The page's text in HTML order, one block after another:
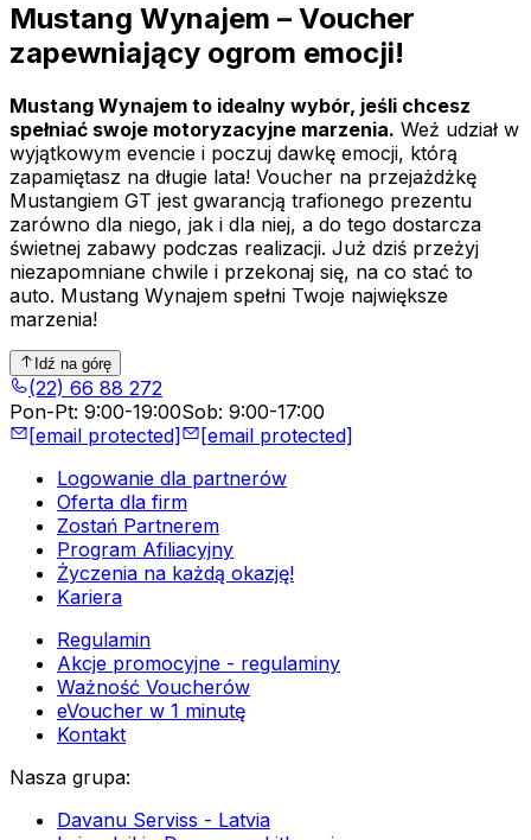
Mustang Wynajem – Voucher
zapewniający ogrom emocji!
Mustang Wynajem to idealny wybór, jeśli chcesz
spełniać swoje motoryzacyjne marzenia. Weź udział w
wyjątkowym evencie i poczuj dawkę emocji, którą
zapamiętasz na długie lata! Voucher na przejażdżkę
Mustangiem GT jest gwarancją trafionego prezentu
zarówno dla niego, jak i dla niej, a do tego dostarcza
świetnej zabawy podczas realizacji. Już dziś przeżyj
niezapomniane chwile i przekonaj się, na co stać to
auto. Mustang Wynajem spełni Twoje największe
marzenia!
Idź na górę
(22) 66 88 272
Pon-Pt: 9:00-19:00Sob: 9:00-17:00
[email protected]
[email protected]
Logowanie dla partnerów
Oferta dla firm
Zostań Partnerem
Program Afiliacyjny
Życzenia na każdą okazję!
Kariera
Regulamin
Akcje promocyjne - regulaminy
Ważność Voucherów
eVoucher w 1 minutę
Kontakt
Nasza grupa:
Davanu Serviss - Latvia